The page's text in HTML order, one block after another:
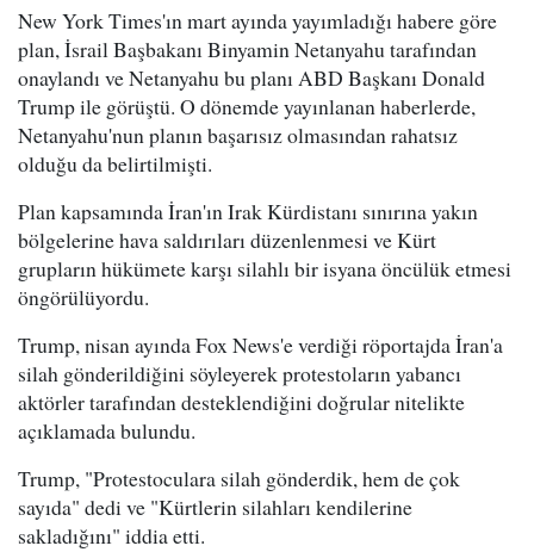
New York Times'ın mart ayında yayımladığı habere göre
plan, İsrail Başbakanı Binyamin Netanyahu tarafından
onaylandı ve Netanyahu bu planı ABD Başkanı Donald
Trump ile görüştü. O dönemde yayınlanan haberlerde,
Netanyahu'nun planın başarısız olmasından rahatsız
olduğu da belirtilmişti.
Plan kapsamında İran'ın Irak Kürdistanı sınırına yakın
bölgelerine hava saldırıları düzenlenmesi ve Kürt
grupların hükümete karşı silahlı bir isyana öncülük etmesi
öngörülüyordu.
Trump, nisan ayında Fox News'e verdiği röportajda İran'a
silah gönderildiğini söyleyerek protestoların yabancı
aktörler tarafından desteklendiğini doğrular nitelikte
açıklamada bulundu.
Trump, "Protestoculara silah gönderdik, hem de çok
sayıda" dedi ve "Kürtlerin silahları kendilerine
sakladığını" iddia etti.